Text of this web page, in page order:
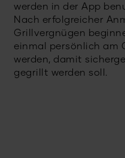
werden in der App
Nach erfolgreicher
Grillvergnügen
einmal persönlich am
werden, damit
gegrillt werden soll.